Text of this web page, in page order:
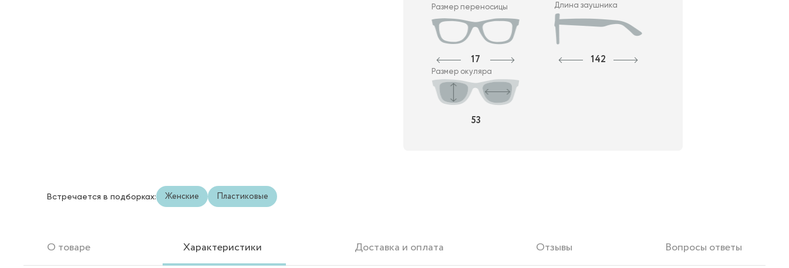
Размер переносицы
17
Длина заушника
142
Размер окуляра
53
Встречается в подборках: Женские Пластиковые
О товаре Характеристики Доставка и оплата Отзывы Вопросы ответы